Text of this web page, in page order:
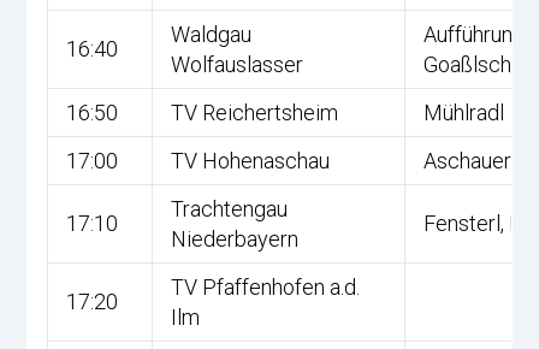
16:40
Waldgau
Wolfauslasser
Aufführung
16:50
TV Reichertsheim
Mühlradl
17:00
TV Hohenaschau Aschauer
17:10
Trachtengau
Niederbayern
Fensterl,
17:20
TV Pfaffenhofen a.d.
Ilm